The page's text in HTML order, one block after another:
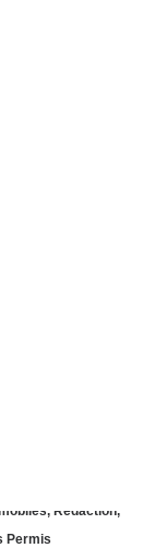
17
LA
»
, Rédaction,
Permis